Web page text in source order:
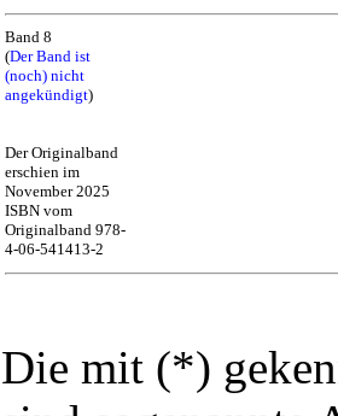
Band 8
(Der Band ist
(noch) nicht
angekündigt)
Der Originalband
erschien im
November 2025
ISBN vom
Originalband 978-
4-06-541413-2
Die mit (*)